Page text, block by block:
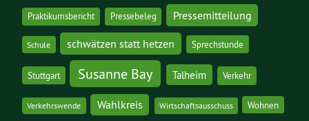
Praktikumsbericht Pressebeleg Pressemitteilung
Schule schwätzen statt hetzen Sprechstunde
Stuttgart Susanne Bay Talheim Verkehr
Verkehrswende Wahlkreis Wirtschaftsausschuss Wohnen